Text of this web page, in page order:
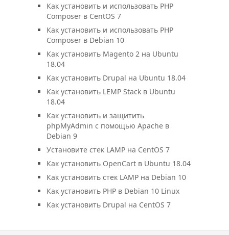
Как установить и использовать PHP
Composer в CentOS 7
Как установить и использовать PHP
Composer в Debian 10
Как установить Magento 2 на Ubuntu
18.04
Как установить Drupal на Ubuntu 18.04
Как установить LEMP Stack в Ubuntu
18.04
Как установить и защитить
phpMyAdmin с помощью Apache в
Debian 9
Установите стек LAMP на CentOS 7
Как установить OpenCart в Ubuntu 18.04
Как установить стек LAMP на Debian 10
Как установить PHP в Debian 10 Linux
Как установить Drupal на CentOS 7